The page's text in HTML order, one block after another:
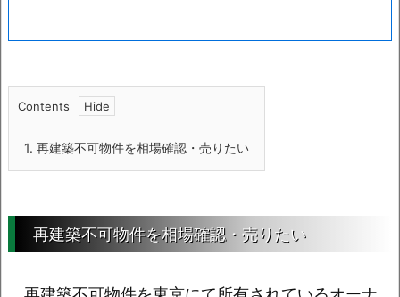
Contents
1. 再建築不可物件を相場確認・売りたい
再建築不可物件を相場確認・売りたい